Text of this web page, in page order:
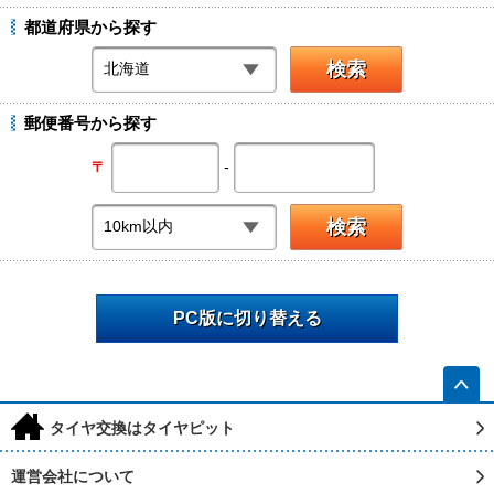
都道府県から探す
郵便番号から探す
〒 -
PC版に切り替える
h タイヤ交換はタイヤピット
運営会社について